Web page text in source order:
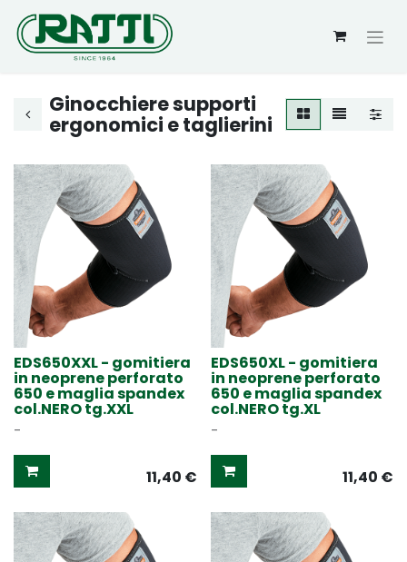
Ginocchiere supporti
ergonomici e taglierini
EDS650XXL - gomitiera
in neoprene perforato
650 e maglia spandex
col.NERO tg.XXL
-
11,40 €
EDS650XL - gomitiera
in neoprene perforato
650 e maglia spandex
col.NERO tg.XL
-
11,40 €